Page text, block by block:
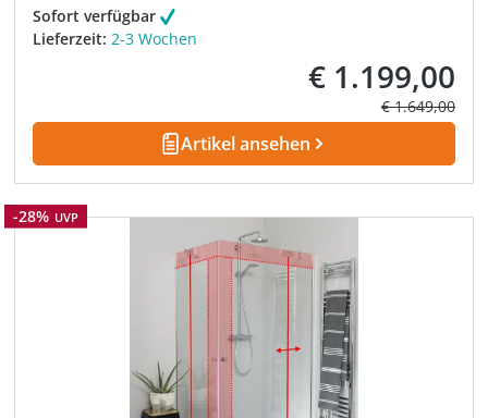
Sofort verfügbar
Lieferzeit: 2-3 Wochen
Verkaufspreis:
€ 1.199,00
Regulärer
€ 1.649,00
Artikel ansehen
Rabatt
-28% UVP